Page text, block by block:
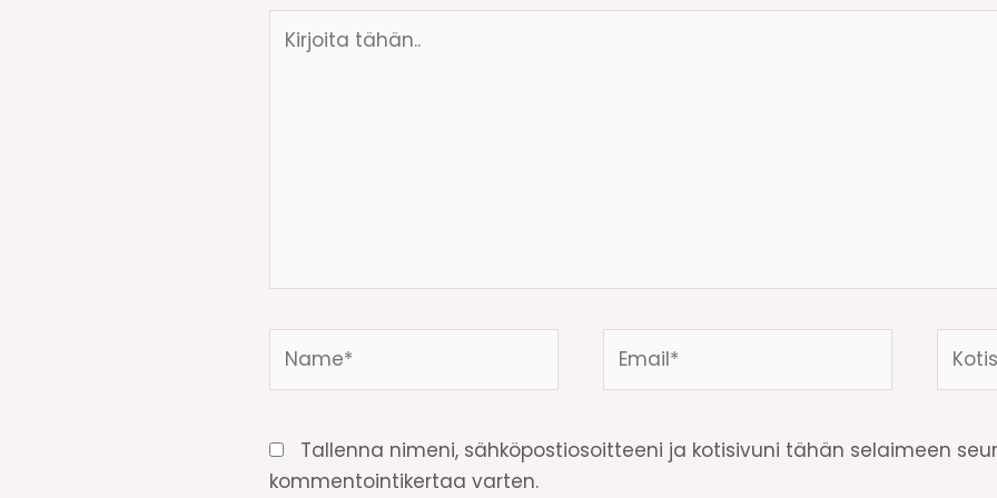
tähän..
osoite
Tallenna nimeni, sähköpostiosoitteeni ja kotisivuni tähän selaimeen
kommentointikertaa varten.